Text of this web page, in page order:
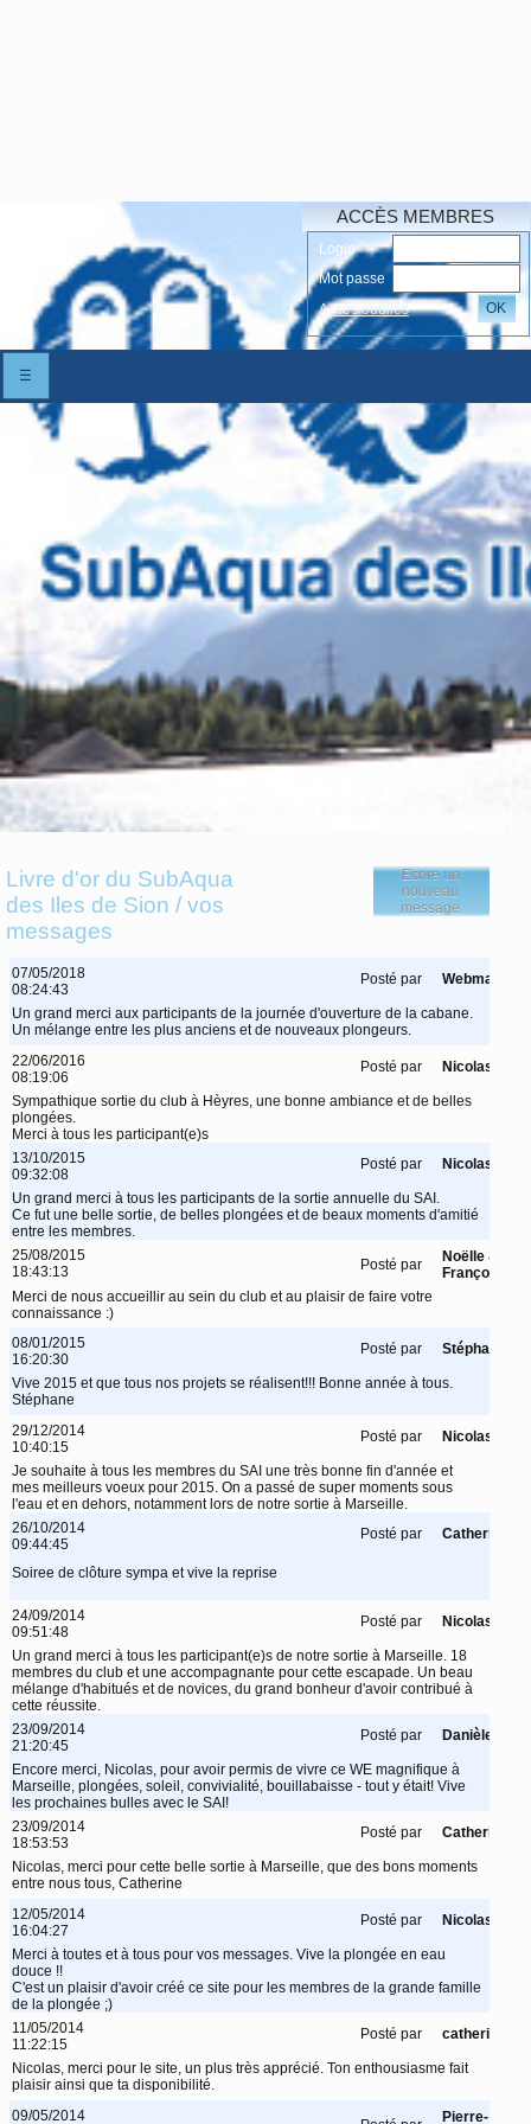
ACCÈS MEMBRES
Login
Mot passe
Accés oubliés
OK
☰
Livre d'or du SubAqua
des Iles de Sion / vos
messages
Ecrire un
nouveau
message
07/05/2018
08:24:43
Posté par Webmaster
Un grand merci aux participants de la journée d'ouverture de la cabane.
Un mélange entre les plus anciens et de nouveaux plongeurs.
22/06/2016
08:19:06
Posté par Nicolas
Sympathique sortie du club à Hèyres, une bonne ambiance et de belles
plongées.
Merci à tous les participant(e)s
13/10/2015
09:32:08
Posté par Nicolas
Un grand merci à tous les participants de la sortie annuelle du SAI.
Ce fut une belle sortie, de belles plongées et de beaux moments d'amitié
entre les membres.
25/08/2015
18:43:13
Posté par
Noëlle &
François
Merci de nous accueillir au sein du club et au plaisir de faire votre
connaissance :)
08/01/2015
16:20:30
Posté par Stéphane
Vive 2015 et que tous nos projets se réalisent!!! Bonne année à tous.
Stéphane
29/12/2014
10:40:15
Posté par Nicolas
Je souhaite à tous les membres du SAI une très bonne fin d'année et
mes meilleurs voeux pour 2015. On a passé de super moments sous
l'eau et en dehors, notamment lors de notre sortie à Marseille.
26/10/2014
09:44:45
Posté par Catherine
Soiree de clôture sympa et vive la reprise
24/09/2014
09:51:48
Posté par Nicolas
Un grand merci à tous les participant(e)s de notre sortie à Marseille. 18
membres du club et une accompagnante pour cette escapade. Un beau
mélange d'habitués et de novices, du grand bonheur d'avoir contribué à
cette réussite.
23/09/2014
21:20:45
Posté par Danièle
Encore merci, Nicolas, pour avoir permis de vivre ce WE magnifique à
Marseille, plongées, soleil, convivialité, bouillabaisse - tout y était! Vive
les prochaines bulles avec le SAI!
23/09/2014
18:53:53
Posté par Catherine
Nicolas, merci pour cette belle sortie à Marseille, que des bons moments
entre nous tous, Catherine
12/05/2014
16:04:27
Posté par Nicolas
Merci à toutes et à tous pour vos messages. Vive la plongée en eau
douce !!
C'est un plaisir d'avoir créé ce site pour les membres de la grande famille
de la plongée ;)
11/05/2014
11:22:15
Posté par catherine
Nicolas, merci pour le site, un plus très apprécié. Ton enthousiasme fait
plaisir ainsi que ta disponibilité.
09/05/2014
Pierre-